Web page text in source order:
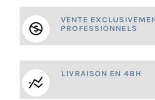
VENTE
PROFESSIONNELS
LIVRAISON EN 48H